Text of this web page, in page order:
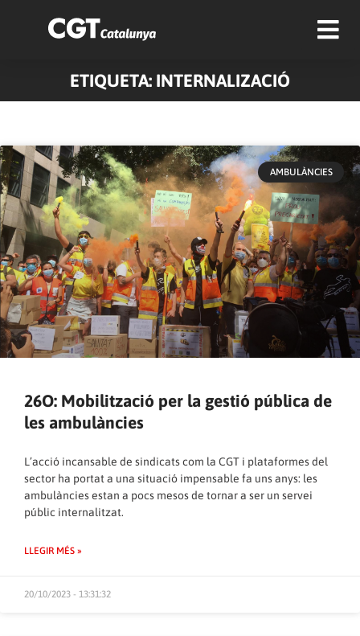
ETIQUETA: INTERNALIZACIÓ
AMBULÀNCIES
26O: Mobilització per la gestió pública de
les ambulàncies
L’acció incansable de sindicats com la CGT i plataformes del
sector ha portat a una situació impensable fa uns anys: les
ambulàncies estan a pocs mesos de tornar a ser un servei
públic internalitzat.
LLEGIR MÉS »
20/10/2023 - 13:31:32